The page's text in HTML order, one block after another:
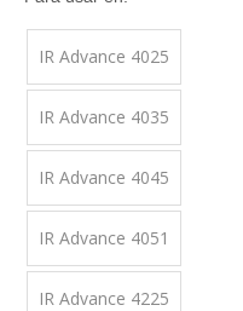
IR Advance 4025
IR Advance 4035
IR Advance 4045
IR Advance 4051
IR Advance 4225